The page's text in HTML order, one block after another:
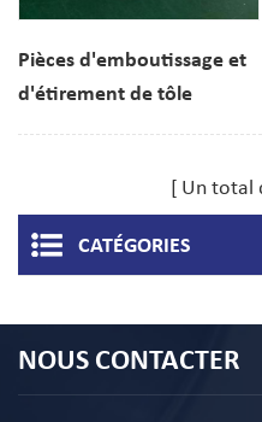
Pièces d'emboutissage et
d'étirement de tôle
Un total
CATÉGORIES
NOUS CONTACTER